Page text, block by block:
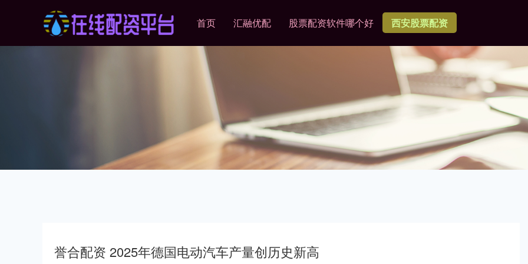
首页 汇融优配 股票配资软件哪个好 西安股票配资
誉合配资 2025年德国电动汽车产量创历史新高